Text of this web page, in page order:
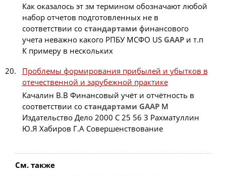
Как оказалось эт зм термином обозначают любой
набор отчетов подготовленных не в
соответствии со стандартами финансового
учета неважно какого РПБУ МСФО US GAAPи т.п
К примеру в нескольких
Проблемы формирования прибылей и убытков в
отечественной и зарубежной практике
Качалин В.В Финансовый учёт и отчётность в
соответствии со стандартами GAAPМ
Издательство Дело 2000 С 25 56 3 Рахматуллин
Ю.Я Хабиров Г.А Совершенствование
См. также